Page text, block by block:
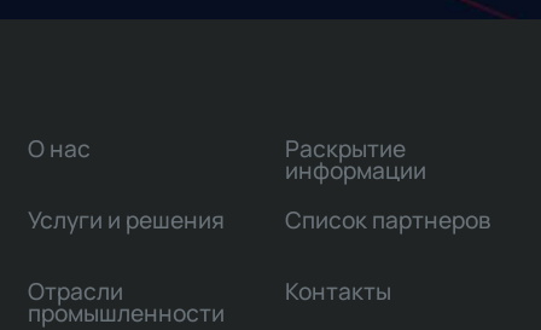
О нас
Услуги и решения
Отрасли
промышленности
Раскрытие
информации
Список партнеров
Контакты